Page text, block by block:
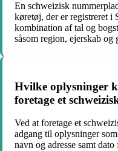
En schweizisk
køretøj, der er registreret i
kombination af tal og
såsom region, ejerskab og
Hvilke oplysninger
foretage et
Ved at foretage et
adgang til oplysninger
navn og adresse samt